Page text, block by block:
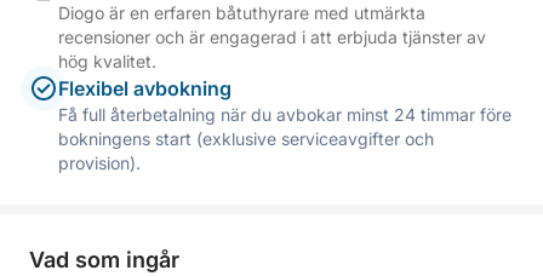
Diogo är en erfaren båtuthyrare med utmärkta
recensioner och är engagerad i att erbjuda tjänster av
hög kvalitet.
Flexibel avbokning
Få full återbetalning när du avbokar minst 24 timmar före
bokningens start (exklusive serviceavgifter och
provision).
Vad som ingår